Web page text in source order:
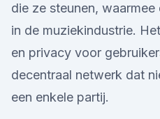
die ze steunen,
in de muziekindustrie.
en privacy voor
decentraal netwerk dat
een enkele partij.